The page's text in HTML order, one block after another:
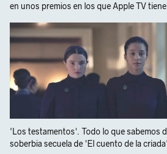
en unos premios en los que Apple TV
'Los testamentos'. Todo lo que sabemos
soberbia secuela de 'El cuento de la